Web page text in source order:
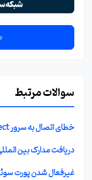
سوالات مرتبط
خطای اتصال به سرور Cisco AnyConnect
دریافت مدارک بین
غیرفعال شدن پورت